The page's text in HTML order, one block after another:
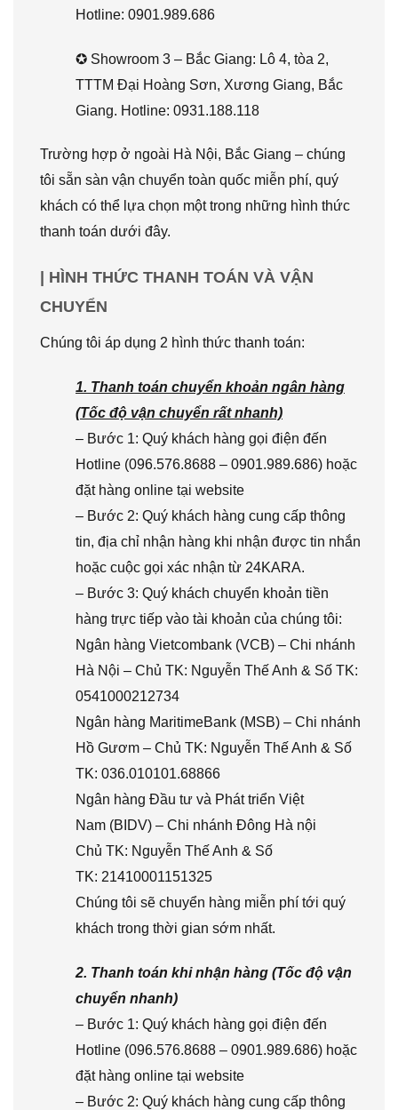
Hotline: 0901.989.686
✪ Showroom 3 – Bắc Giang: Lô 4, tòa 2,
TTTM Đại Hoàng Sơn, Xương Giang, Bắc
Giang. Hotline: 0931.188.118
Trường hợp ở ngoài Hà Nội, Bắc Giang – chúng
tôi sẵn sàn vận chuyển toàn quốc miễn phí, quý
khách có thể lựa chọn một trong những hình thức
thanh toán dưới đây.
| HÌNH THỨC THANH TOÁN VÀ VẬN
CHUYỂN
Chúng tôi áp dụng 2 hình thức thanh toán:
1. Thanh toán chuyển khoản ngân hàng
(Tốc độ vận chuyển rất nhanh)
– Bước 1: Quý khách hàng gọi điện đến
Hotline (096.576.8688 – 0901.989.686) hoặc
đặt hàng online tại website
– Bước 2: Quý khách hàng cung cấp thông
tin, địa chỉ nhận hàng khi nhận được tin nhắn
hoặc cuộc gọi xác nhận từ 24KARA.
– Bước 3: Quý khách chuyển khoản tiền
hàng trực tiếp vào tài khoản của chúng tôi:
Ngân hàng Vietcombank (VCB) – Chi nhánh
Hà Nội – Chủ TK: Nguyễn Thế Anh & Số TK:
0541000212734
Ngân hàng MaritimeBank (MSB) – Chi nhánh
Hồ Gươm – Chủ TK: Nguyễn Thế Anh & Số
TK: 036.010101.68866
Ngân hàng Đầu tư và Phát triển Việt
Nam (BIDV) – Chi nhánh Đông Hà nội
Chủ TK: Nguyễn Thế Anh & Số
TK: 21410001151325
Chúng tôi sẽ chuyển hàng miễn phí tới quý
khách trong thời gian sớm nhất.
2. Thanh toán khi nhận hàng (Tốc độ vận
chuyển nhanh)
– Bước 1: Quý khách hàng gọi điện đến
Hotline (096.576.8688 – 0901.989.686) hoặc
đặt hàng online tại website
– Bước 2: Quý khách hàng cung cấp thông